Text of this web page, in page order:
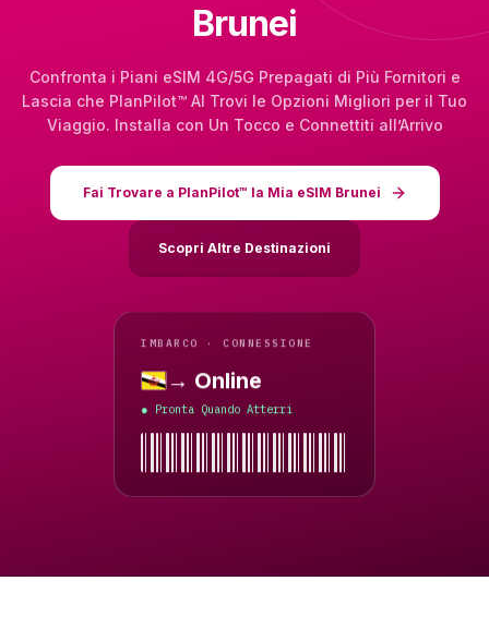
Brunei
Confronta i Piani eSIM 4G/5G Prepagati di Più Fornitori e
Lascia che PlanPilot™ AI Trovi le Opzioni Migliori per il Tuo
Viaggio. Installa con Un Tocco e Connettiti all’Arrivo
Fai Trovare a PlanPilot™ la Mia eSIM Brunei
Scopri Altre Destinazioni
IMBARCO · CONNESSIONE
Brunei
→ Online
● Pronta Quando Atterri